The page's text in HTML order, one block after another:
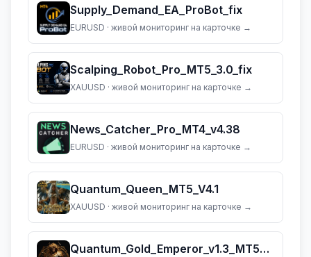
Supply_Demand_EA_ProBot_fix
EURUSD · живой мониторинг на карточке →
Scalping_Robot_Pro_MT5_3.0_fix
XAUUSD · живой мониторинг на карточке →
News_Catcher_Pro_MT4_v4.38
EURUSD · живой мониторинг на карточке →
Quantum_Queen_MT5_V4.1
XAUUSD · живой мониторинг на карточке →
Quantum_Gold_Emperor_v1.3_MT5_(dll_5883)